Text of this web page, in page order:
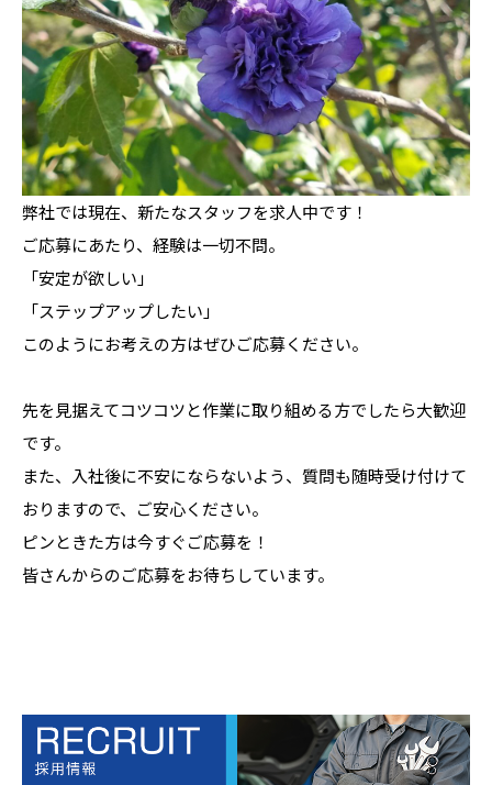
弊社では現在、新たなスタッフを求人中です！
ご応募にあたり、経験は一切不問。
「安定が欲しい」
「ステップアップしたい」
このようにお考えの方はぜひご応募ください。
先を見据えてコツコツと作業に取り組める方でしたら大歓迎
です。
また、入社後に不安にならないよう、質問も随時受け付けて
おりますので、ご安心ください。
ピンときた方は今すぐご応募を！
皆さんからのご応募をお待ちしています。